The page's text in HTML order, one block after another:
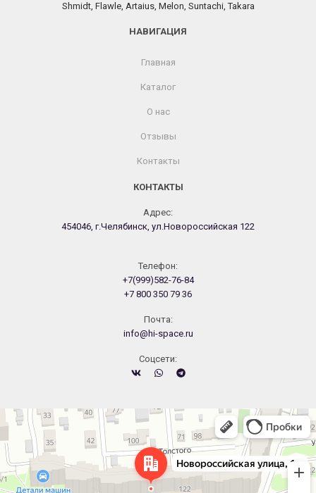
Shmidt, Flawle, Artaius, Melon, Suntachi, Takara
НАВИГАЦИЯ
Главная
Каталог
О нас
Отзывы
Контакты
КОНТАКТЫ
Адрес:
454046, г.Челябинск, ул.Новороссийская 122
Телефон:
+7(999)582-76-84
+7 800 350 79 36
Почта:
info@hi-space.ru
Cоцсети:
Челябинск
Новороссийская улица, 122 — Яндекс.Карты